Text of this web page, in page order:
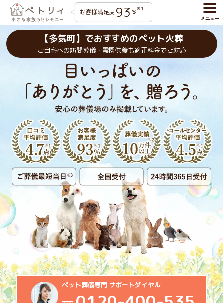
お客様満足度 93 %※1
【多気町】でおすすめのペット火葬
ご自宅への訪問葬儀・霊園供養も適正料金でご対応
ペット葬儀専門 サポートダイヤル